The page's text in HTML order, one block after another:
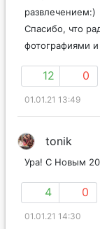
пищи является
развлечением:)
Спасибо, что
12 0
01.01.21 13:49
tonik
4 0